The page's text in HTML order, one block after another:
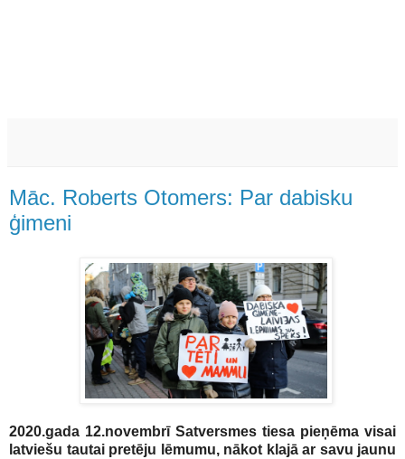
Māc. Roberts Otomers: Par dabisku
ģimeni
2020.gada 12.novembrī Satversmes tiesa pieņēma visai
latviešu tautai pretēju lēmumu, nākot klajā ar savu jaunu